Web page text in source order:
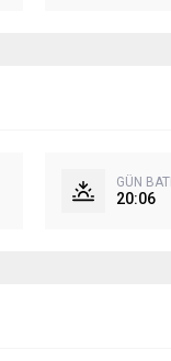
GÜN
20:06